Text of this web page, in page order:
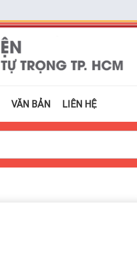
VĂN BẢN LIÊN HỆ